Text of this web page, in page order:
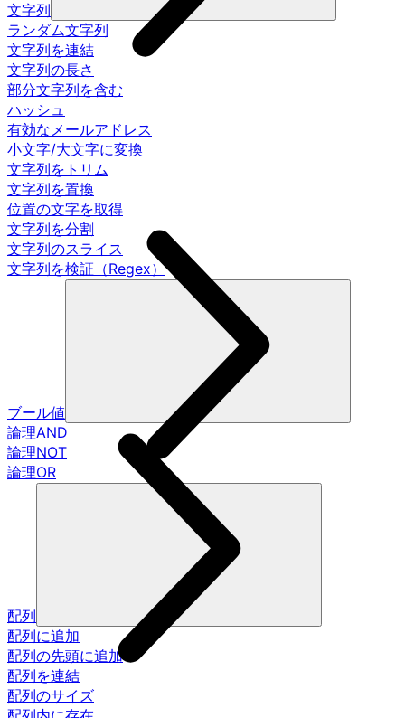
文字列
ランダム文字列
文字列を連結
文字列の長さ
部分文字列を含む
ハッシュ
有効なメールアドレス
小文字/大文字に変換
文字列をトリム
文字列を置換
位置の文字を取得
文字列を分割
文字列のスライス
文字列を検証（Regex）
ブール値
論理AND
論理NOT
論理OR
配列
配列に追加
配列の先頭に追加
配列を連結
配列のサイズ